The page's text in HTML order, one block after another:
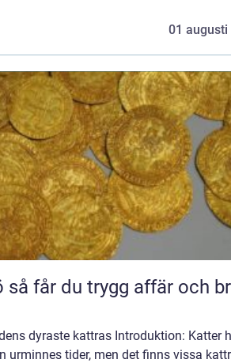
01 augusti
dyraste kattras Introduktion: Katter
urminnes tider, men det finns vissa